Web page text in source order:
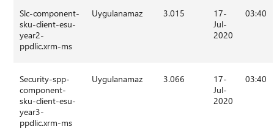
Slc-component-
sku-client-esu-
year2-
ppdlic.xrm-ms
Uygulanamaz 3.015
17-
Jul-
2020
03:40
Security-spp-
component-
sku-client-esu-
year3-
ppdlic.xrm-ms
Uygulanamaz 3.066
17-
Jul-
2020
03:40